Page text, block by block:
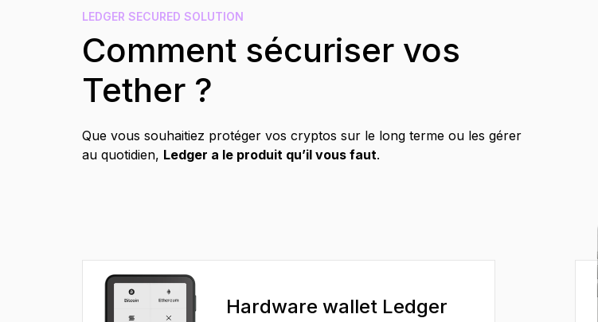
FR
LEDGER SECURED SOLUTION
Comment sécuriser vos
Tether ?
Que vous souhaitiez protéger vos cryptos sur le long terme ou les gérer
au quotidien, Ledger a le produit qu’il vous faut.
Hardware wallet Ledger